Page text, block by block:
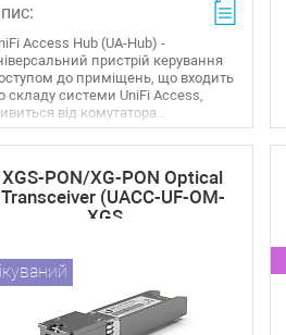
Access Hub (UA-Hub) -
пристрій керування
до приміщень, що входить
складу системи UniFi Access,
від комутатора...
XGS-PON/XG-PON Optical
Transceiver (UACC-UF-OM-
XGS...